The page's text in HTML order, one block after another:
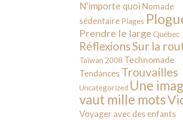
N'importe quoi Nomade
sédentaire Plages
Prendre le large Québec
RéflexionsSur la
Taïwan 2008 Technomade
Tendances Trouvailles
Uncategorized Une
vaut mille mots
Voyager avec des enfants